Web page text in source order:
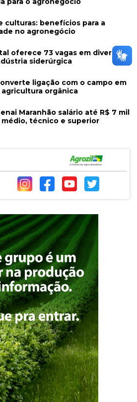
culturas: benefícios para a
no agronegócio
oferece 73 vagas em diversas
siderúrgica
ligação com o campo em
orgânica
Maranhão salário até R$ 7 mil
médio, técnico e superior